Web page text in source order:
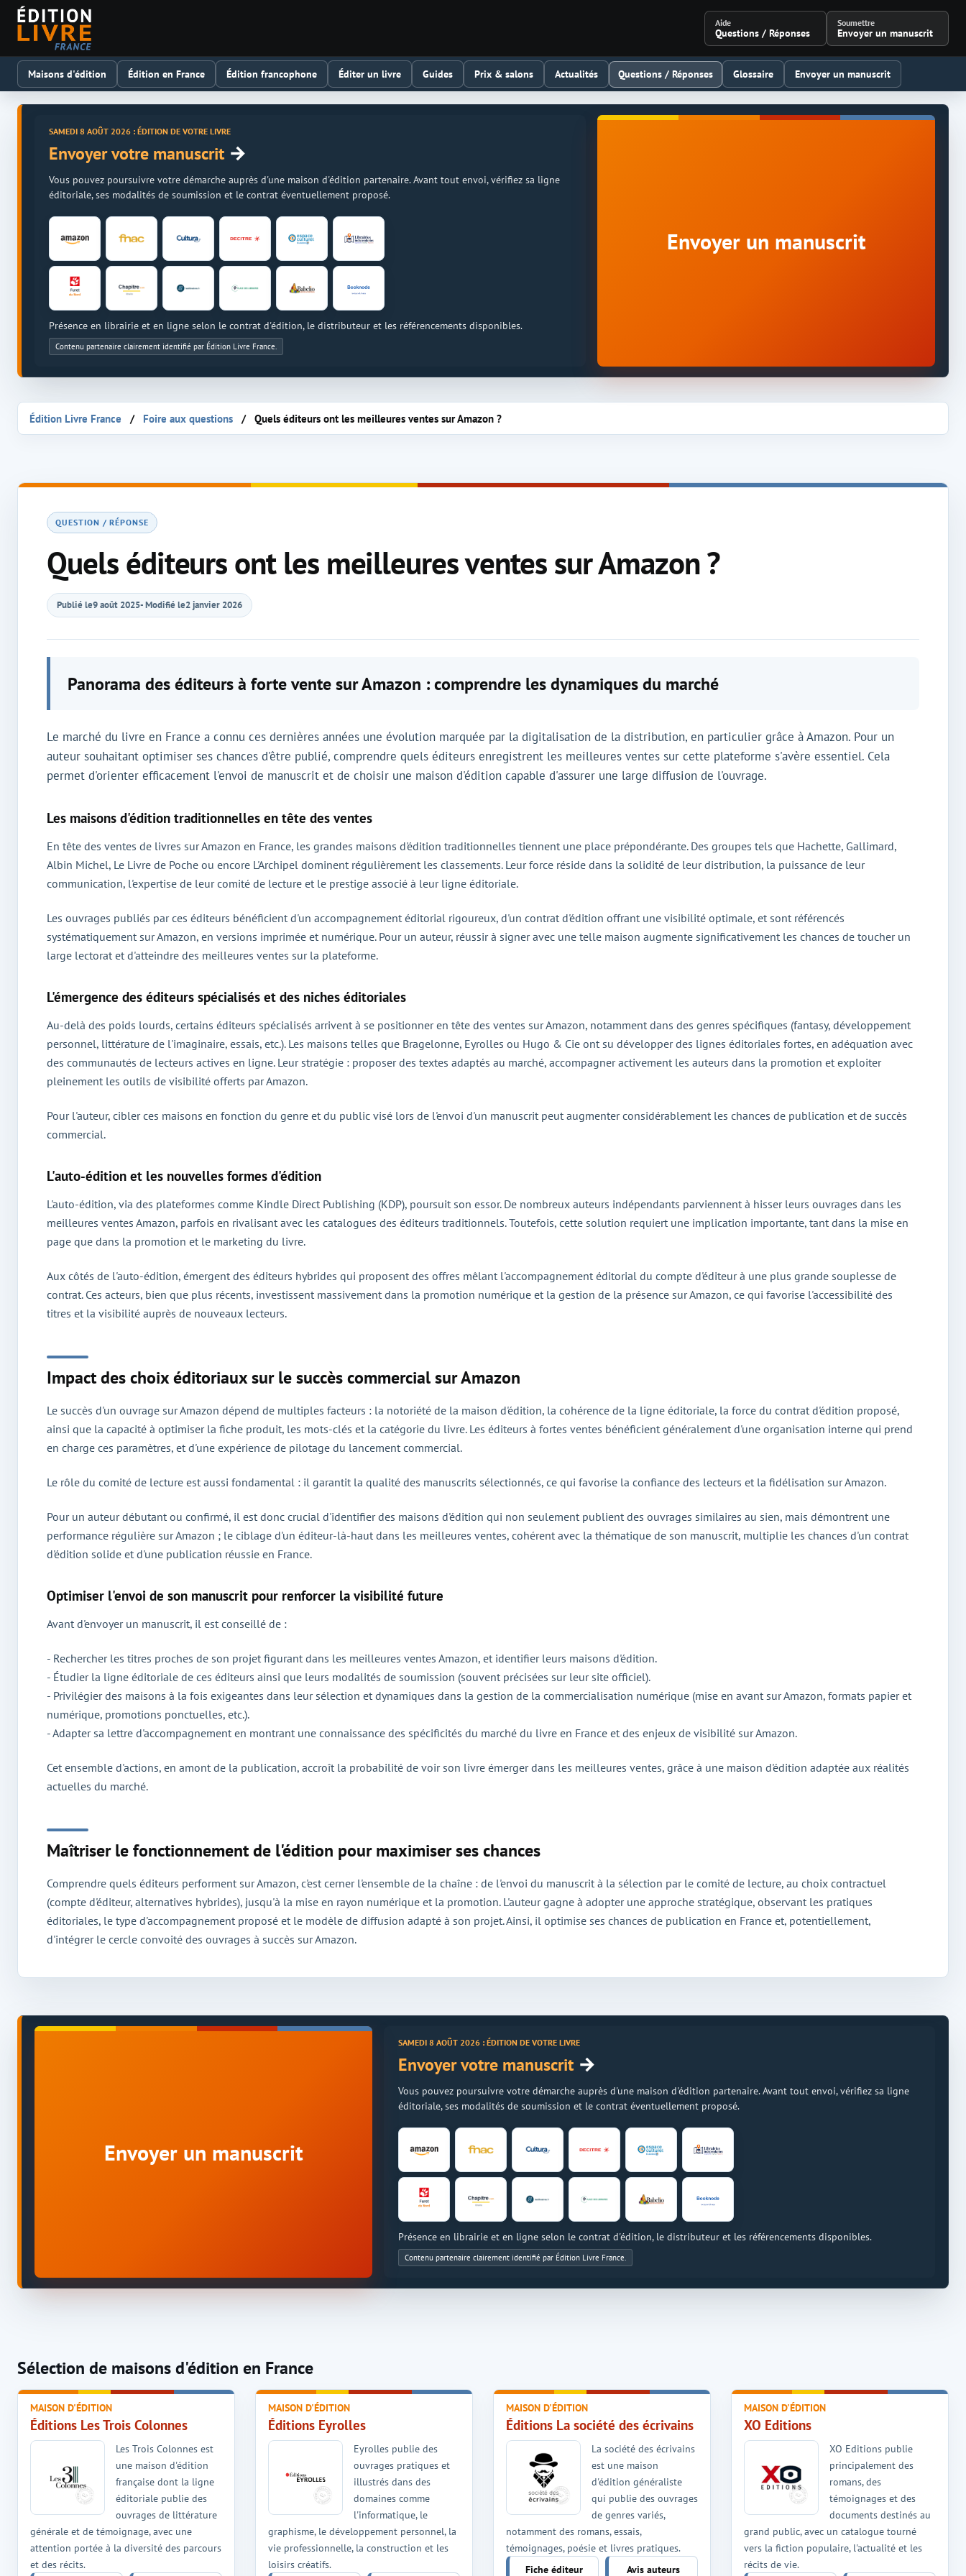
Aide
Questions / Réponses
Soumettre
Envoyer un manuscrit
Maisons d'édition Édition en France Édition francophone Éditer un livre Guides Prix & salons Actualités Questions / Réponses Glossaire Envoyer un manuscrit
SAMEDI 8 AOÛT 2026 : ÉDITION DE VOTRE LIVRE
Envoyer votre manuscrit →
Vous pouvez poursuivre votre démarche auprès d'une maison d'édition partenaire. Avant tout envoi, vérifiez sa ligne
éditoriale, ses modalités de soumission et le contrat éventuellement proposé.
Présence en librairie et en ligne selon le contrat d'édition, le distributeur et les référencements disponibles.
Contenu partenaire clairement identifié par Édition Livre France.
Envoyer un manuscrit
Édition Livre France Foire aux questions Quels éditeurs ont les meilleures ventes sur Amazon ?
QUESTION / RÉPONSE
Quels éditeurs ont les meilleures ventes sur Amazon ?
Publié le9 août 2025- Modifié le2 janvier 2026
Panorama des éditeurs à forte vente sur Amazon : comprendre les dynamiques du marché
Le marché du livre en France a connu ces dernières années une évolution marquée par la digitalisation de la distribution, en particulier grâce à Amazon. Pour un
auteur souhaitant optimiser ses chances d'être publié, comprendre quels éditeurs enregistrent les meilleures ventes sur cette plateforme s'avère essentiel. Cela
permet d'orienter efficacement l'envoi de manuscrit et de choisir une maison d'édition capable d'assurer une large diffusion de l'ouvrage.
Les maisons d'édition traditionnelles en tête des ventes
En tête des ventes de livres sur Amazon en France, les grandes maisons d'édition traditionnelles tiennent une place prépondérante. Des groupes tels que Hachette, Gallimard,
Albin Michel, Le Livre de Poche ou encore L'Archipel dominent régulièrement les classements. Leur force réside dans la solidité de leur distribution, la puissance de leur
communication, l'expertise de leur comité de lecture et le prestige associé à leur ligne éditoriale.
Les ouvrages publiés par ces éditeurs bénéficient d'un accompagnement éditorial rigoureux, d'un contrat d'édition offrant une visibilité optimale, et sont référencés
systématiquement sur Amazon, en versions imprimée et numérique. Pour un auteur, réussir à signer avec une telle maison augmente significativement les chances de toucher un
large lectorat et d'atteindre des meilleures ventes sur la plateforme.
L'émergence des éditeurs spécialisés et des niches éditoriales
Au-delà des poids lourds, certains éditeurs spécialisés arrivent à se positionner en tête des ventes sur Amazon, notamment dans des genres spécifiques (fantasy, développement
personnel, littérature de l'imaginaire, essais, etc.). Les maisons telles que Bragelonne, Eyrolles ou Hugo & Cie ont su développer des lignes éditoriales fortes, en adéquation avec
des communautés de lecteurs actives en ligne. Leur stratégie : proposer des textes adaptés au marché, accompagner activement les auteurs dans la promotion et exploiter
pleinement les outils de visibilité offerts par Amazon.
Pour l'auteur, cibler ces maisons en fonction du genre et du public visé lors de l'envoi d'un manuscrit peut augmenter considérablement les chances de publication et de succès
commercial.
L'auto-édition et les nouvelles formes d'édition
L'auto-édition, via des plateformes comme Kindle Direct Publishing (KDP), poursuit son essor. De nombreux auteurs indépendants parviennent à hisser leurs ouvrages dans les
meilleures ventes Amazon, parfois en rivalisant avec les catalogues des éditeurs traditionnels. Toutefois, cette solution requiert une implication importante, tant dans la mise en
page que dans la promotion et le marketing du livre.
Aux côtés de l'auto-édition, émergent des éditeurs hybrides qui proposent des offres mêlant l'accompagnement éditorial du compte d'éditeur à une plus grande souplesse de
contrat. Ces acteurs, bien que plus récents, investissent massivement dans la promotion numérique et la gestion de la présence sur Amazon, ce qui favorise l'accessibilité des
titres et la visibilité auprès de nouveaux lecteurs.
Impact des choix éditoriaux sur le succès commercial sur Amazon
Le succès d'un ouvrage sur Amazon dépend de multiples facteurs : la notoriété de la maison d'édition, la cohérence de la ligne éditoriale, la force du contrat d'édition proposé,
ainsi que la capacité à optimiser la fiche produit, les mots-clés et la catégorie du livre. Les éditeurs à fortes ventes bénéficient généralement d'une organisation interne qui prend
en charge ces paramètres, et d'une expérience de pilotage du lancement commercial.
Le rôle du comité de lecture est aussi fondamental : il garantit la qualité des manuscrits sélectionnés, ce qui favorise la confiance des lecteurs et la fidélisation sur Amazon.
Pour un auteur débutant ou confirmé, il est donc crucial d'identifier des maisons d'édition qui non seulement publient des ouvrages similaires au sien, mais démontrent une
performance régulière sur Amazon ; le ciblage d'un éditeur-là-haut dans les meilleures ventes, cohérent avec la thématique de son manuscrit, multiplie les chances d'un contrat
d'édition solide et d'une publication réussie en France.
Optimiser l'envoi de son manuscrit pour renforcer la visibilité future
Avant d'envoyer un manuscrit, il est conseillé de :
- Rechercher les titres proches de son projet figurant dans les meilleures ventes Amazon, et identifier leurs maisons d'édition.
- Étudier la ligne éditoriale de ces éditeurs ainsi que leurs modalités de soumission (souvent précisées sur leur site officiel).
- Privilégier des maisons à la fois exigeantes dans leur sélection et dynamiques dans la gestion de la commercialisation numérique (mise en avant sur Amazon, formats papier et
numérique, promotions ponctuelles, etc.).
- Adapter sa lettre d'accompagnement en montrant une connaissance des spécificités du marché du livre en France et des enjeux de visibilité sur Amazon.
Cet ensemble d'actions, en amont de la publication, accroît la probabilité de voir son livre émerger dans les meilleures ventes, grâce à une maison d'édition adaptée aux réalités
actuelles du marché.
Maîtriser le fonctionnement de l'édition pour maximiser ses chances
Comprendre quels éditeurs performent sur Amazon, c'est cerner l'ensemble de la chaîne : de l'envoi du manuscrit à la sélection par le comité de lecture, au choix contractuel
(compte d'éditeur, alternatives hybrides), jusqu'à la mise en rayon numérique et la promotion. L'auteur gagne à adopter une approche stratégique, observant les pratiques
éditoriales, le type d'accompagnement proposé et le modèle de diffusion adapté à son projet. Ainsi, il optimise ses chances de publication en France et, potentiellement,
d'intégrer le cercle convoité des ouvrages à succès sur Amazon.
SAMEDI 8 AOÛT 2026 : ÉDITION DE VOTRE LIVRE
Envoyer votre manuscrit →
Vous pouvez poursuivre votre démarche auprès d'une maison d'édition partenaire. Avant tout envoi, vérifiez sa ligne
éditoriale, ses modalités de soumission et le contrat éventuellement proposé.
Présence en librairie et en ligne selon le contrat d'édition, le distributeur et les référencements disponibles.
Contenu partenaire clairement identifié par Édition Livre France.
Envoyer un manuscrit
Sélection de maisons d'édition en France
MAISON D'ÉDITION
Éditions Les Trois Colonnes
Les Trois Colonnes est
une maison d'édition
française dont la ligne
éditoriale publie des
ouvrages de littérature
générale et de témoignage, avec une
attention portée à la diversité des parcours
et des récits.
MAISON D'ÉDITION
XO Editions
XO Editions publie
principalement des
romans, des
témoignages et des
documents destinés au
grand public, avec un catalogue tourné
vers la fiction populaire, l'actualité et les
récits de vie.
MAISON D'ÉDITION
Éditions La société des écrivains
La société des écrivains
est une maison
d'édition généraliste
qui publie des ouvrages
de genres variés,
notamment des romans, essais,
témoignages, poésie et livres pratiques.
Fiche éditeur
Avis auteurs
MAISON D'ÉDITION
Éditions Eyrolles
Eyrolles publie des
ouvrages pratiques et
illustrés dans des
domaines comme
l'informatique, le
graphisme, le développement personnel, la
vie professionnelle, la construction et les
loisirs créatifs.